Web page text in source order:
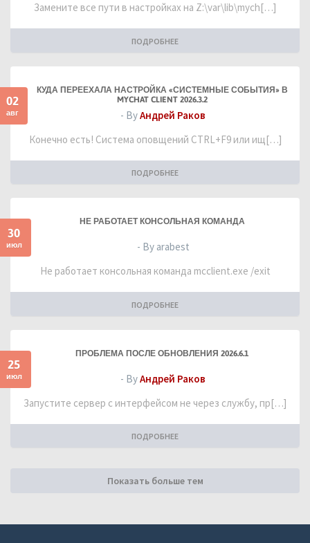
Замените все пути в настройках на Z:\var\lib\mych[…]
ПОДРОБНЕЕ
02
авг
КУДА ПЕРЕЕХАЛА НАСТРОЙКА «СИСТЕМНЫЕ СОБЫТИЯ» В
MYCHAT CLIENT 2026.3.2
- ByАндрей Раков
Конечно есть! Система оповщений CTRL+F9 или ищ[…]
ПОДРОБНЕЕ
30
июл
НЕ РАБОТАЕТ КОНСОЛЬНАЯ КОМАНДА
- By arabest
Не работает консольная команда mcclient.exe /exit
ПОДРОБНЕЕ
25
июл
ПРОБЛЕМА ПОСЛЕ ОБНОВЛЕНИЯ 2026.6.1
- ByАндрей Раков
Запустите сервер с интерфейсом не через службу, пр[…]
ПОДРОБНЕЕ
Показать больше тем